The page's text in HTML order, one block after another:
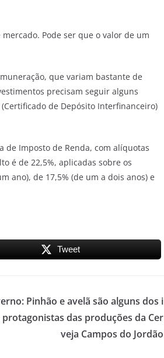
Pode ser que o valor de um
que variam bastante de
precisam seguir alguns
de Depósito Interfinanceiro)
de Imposto de Renda, com alíquotas
é de 22,5%, aplicadas sobre os
ano), de 17,5% (de um a dois anos) e
Tweet
Pinhão e avelã são alguns dos i
das produções da Cer
veja Campos do Jordão